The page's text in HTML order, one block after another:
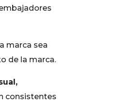
marca sea
de la marca.
consistentes